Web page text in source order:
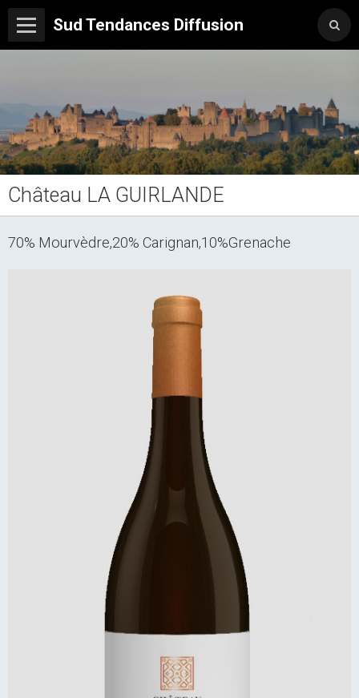
Sud Tendances Diffusion
Château LA GUIRLANDE
70% Mourvèdre,20% Carignan,10%Grenache